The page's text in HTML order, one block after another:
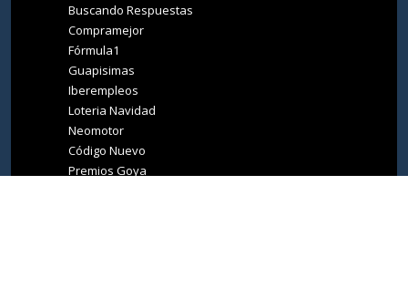
Buscando Respuestas
Compramejor
Fórmula1
Guapisimas
Iberempleos
Loteria Navidad
Neomotor
Código Nuevo
Premios Goya